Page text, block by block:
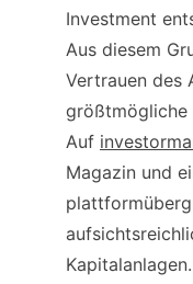
Investment
Aus diesem
Vertrauen des
größtmögliche
Auf
Magazin und